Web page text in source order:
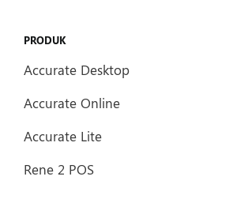
PRODUK
Accurate Desktop
Accurate Online
Accurate Lite
Rene 2 POS